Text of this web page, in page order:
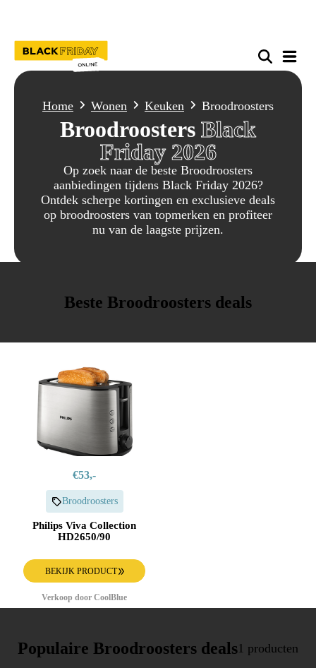
Home Wonen Keuken Broodroosters
Broodroosters Black
Friday 2026
Op zoek naar de beste Broodroosters
aanbiedingen tijdens Black Friday 2026?
Ontdek scherpe kortingen en exclusieve deals
op broodroosters van topmerken en profiteer
nu van de laagste prijzen.
Beste Broodroosters deals
€53,-
Broodroosters
Philips Viva Collection
HD2650/90
BEKIJK PRODUCT
Verkoop door CoolBlue
Populaire Broodroosters deals 1 producten